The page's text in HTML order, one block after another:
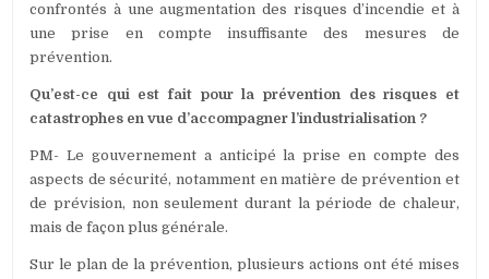
confrontés à une augmentation des risques d’incendie et à
une prise en compte insuffisante des mesures de
prévention.
Qu’est-ce qui est fait pour la prévention des risques et
catastrophes en vue d’accompagner l’industrialisation ?
PM- Le gouvernement a anticipé la prise en compte des
aspects de sécurité, notamment en matière de prévention et
de prévision, non seulement durant la période de chaleur,
mais de façon plus générale.
Sur le plan de la prévention, plusieurs actions ont été mises